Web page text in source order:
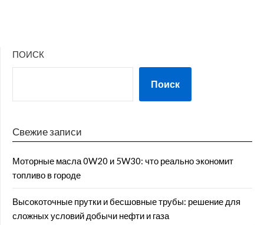
ПОИСК
Поиск
Свежие записи
Моторные масла 0W20 и 5W30: что реально экономит
топливо в городе
Высокоточные прутки и бесшовные трубы: решение для
сложных условий добычи нефти и газа